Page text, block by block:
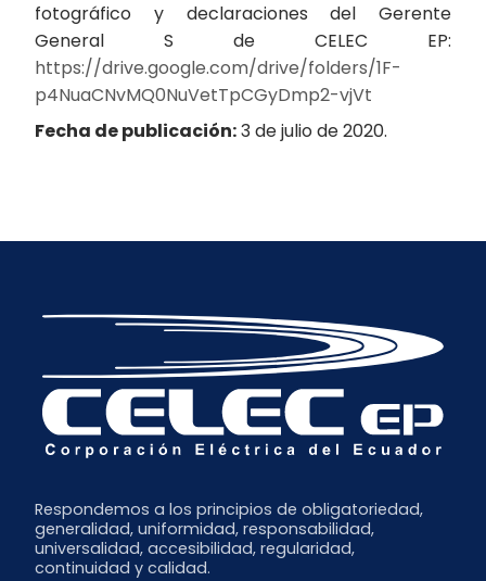
fotográfico y declaraciones del Gerente
General S de CELEC EP:
https://drive.google.com/drive/folders/1F-
p4NuaCNvMQ0NuVetTpCGyDmp2-vjVt
Fecha de publicación:3 de julio de 2020.
Respondemos a los principios de obligatoriedad,
generalidad, uniformidad, responsabilidad,
universalidad, accesibilidad, regularidad,
continuidad y calidad.